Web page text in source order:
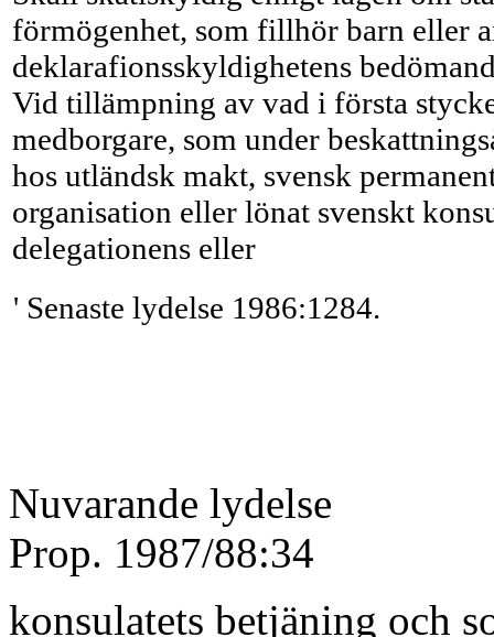
förmögenhet, som fillhör barn eller
deklarafionsskyldighetens
Vid tillämpning av vad i första
medborgare, som under
hos utländsk makt, svensk
organisa­tion eller lönat svenskt
delegationens eller
' Senaste lydelse 1986:1284.
Nuvarande lydelse
Prop. 1987/88:34
konsulatets betjäning och